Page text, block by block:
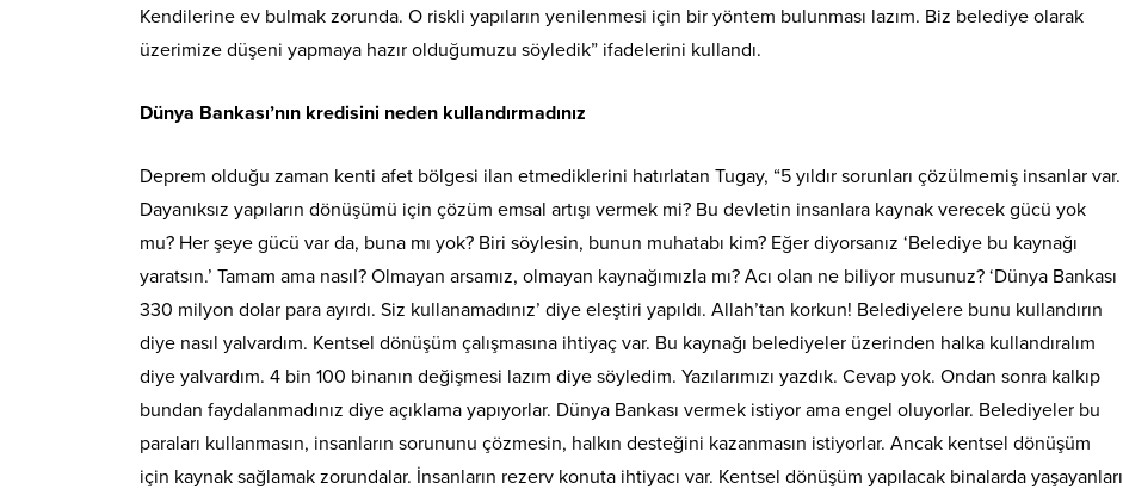
Kendilerine ev bulmak zorunda. O riskli yapıların yenilenmesi için bir yöntem bulunması lazım. Biz belediye olarak
üzerimize düşeni yapmaya hazır olduğumuzu söyledik” ifadelerini kullandı.
Dünya Bankası’nın kredisini neden kullandırmadınız
Deprem olduğu zaman kenti afet bölgesi ilan etmediklerini hatırlatan Tugay, “5 yıldır sorunları çözülmemiş insanlar var.
Dayanıksız yapıların dönüşümü için çözüm emsal artışı vermek mi? Bu devletin insanlara kaynak verecek gücü yok
mu? Her şeye gücü var da, buna mı yok? Biri söylesin, bunun muhatabı kim? Eğer diyorsanız ‘Belediye bu kaynağı
yaratsın.’ Tamam ama nasıl? Olmayan arsamız, olmayan kaynağımızla mı? Acı olan ne biliyor musunuz? ‘Dünya Bankası
330 milyon dolar para ayırdı. Siz kullanamadınız’ diye eleştiri yapıldı. Allah’tan korkun! Belediyelere bunu kullandırın
diye nasıl yalvardım. Kentsel dönüşüm çalışmasına ihtiyaç var. Bu kaynağı belediyeler üzerinden halka kullandıralım
diye yalvardım. 4 bin 100 binanın değişmesi lazım diye söyledim. Yazılarımızı yazdık. Cevap yok. Ondan sonra kalkıp
bundan faydalanmadınız diye açıklama yapıyorlar. Dünya Bankası vermek istiyor ama engel oluyorlar. Belediyeler bu
paraları kullanmasın, insanların sorununu çözmesin, halkın desteğini kazanmasın istiyorlar. Ancak kentsel dönüşüm
için kaynak sağlamak zorundalar. İnsanların rezerv konuta ihtiyacı var. Kentsel dönüşüm yapılacak binalarda yaşayanları